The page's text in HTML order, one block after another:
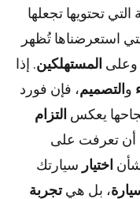
التي تحتويها تجعلها
استعرضناها تُظهر
وعلى المستهلكين. إذا
و التصميم، فإن فورد
يعكس التزام
أن تعرفت على
اختيار سيارتك
، بل هيتجربة